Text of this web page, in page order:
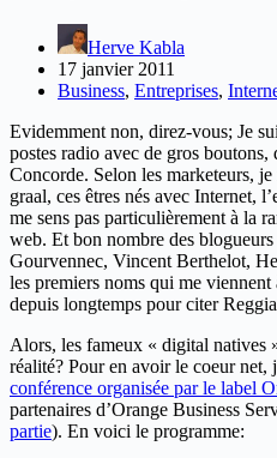
Herve Kabla
17 janvier 2011
Business, Entreprises,
Evidemment non, direz-vous; Je
postes radio avec de gros
Concorde. Selon les marketeurs,
graal, ces êtres nés avec Internet,
me sens pas particulièrement à la
web. Et bon nombre des
Gourvennec, Vincent Berthelot,
les premiers noms qui me
depuis longtemps pour citer
Alors, les fameux « digital natives
réalité? Pour en avoir le coeur net,
conférence organisée par le label
partenaires d’Orange Business
partie). En voici le programme: